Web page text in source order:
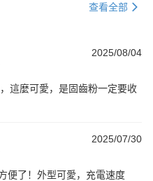
查看全部
2025/08/04
這麼可愛，是固齒粉一定要收
2025/07/30
便了！外型可愛，充電速度